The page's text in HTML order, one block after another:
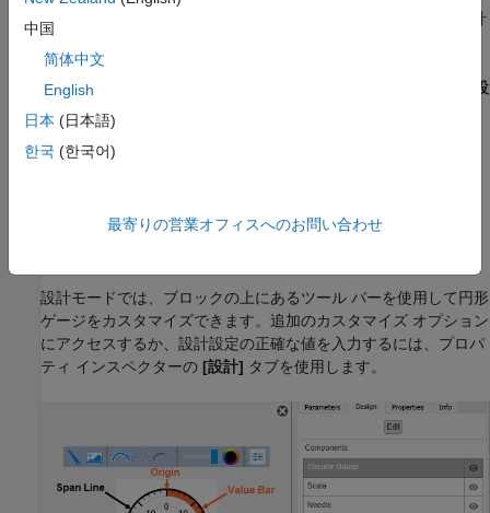
す。ブロックを選択してから、次の 3 つのいずれかの方法で設計
モードを開始できます。
Simulink
[設
計] で
プロパティ インスペクターの
ブロックをポイントすると表示される省略記号で [カスタム
設計モードでは、ブロックの上にあるツール バーを使用して円形
ゲージをカスタマイズできます。追加のカスタマイズ オプション
にアクセスするか、設計設定の正確な値を入力するには、プロパ
ティ インスペクターの [設計] タブを使用します。
中国
简体中文
English
日本 (日本語)
한국 (한국어)
最寄りの営業オフィスへのお問い合わせ